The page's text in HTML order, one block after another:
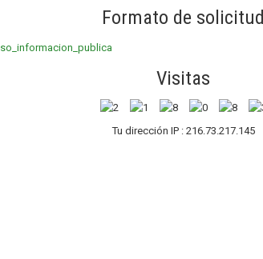
Formato de solicitud
Visitas
Tu dirección IP : 216.73.217.145